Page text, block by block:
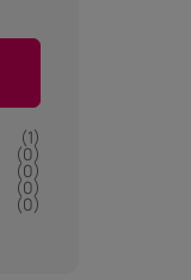
(1)
(0)
(0)
(0)
(0)